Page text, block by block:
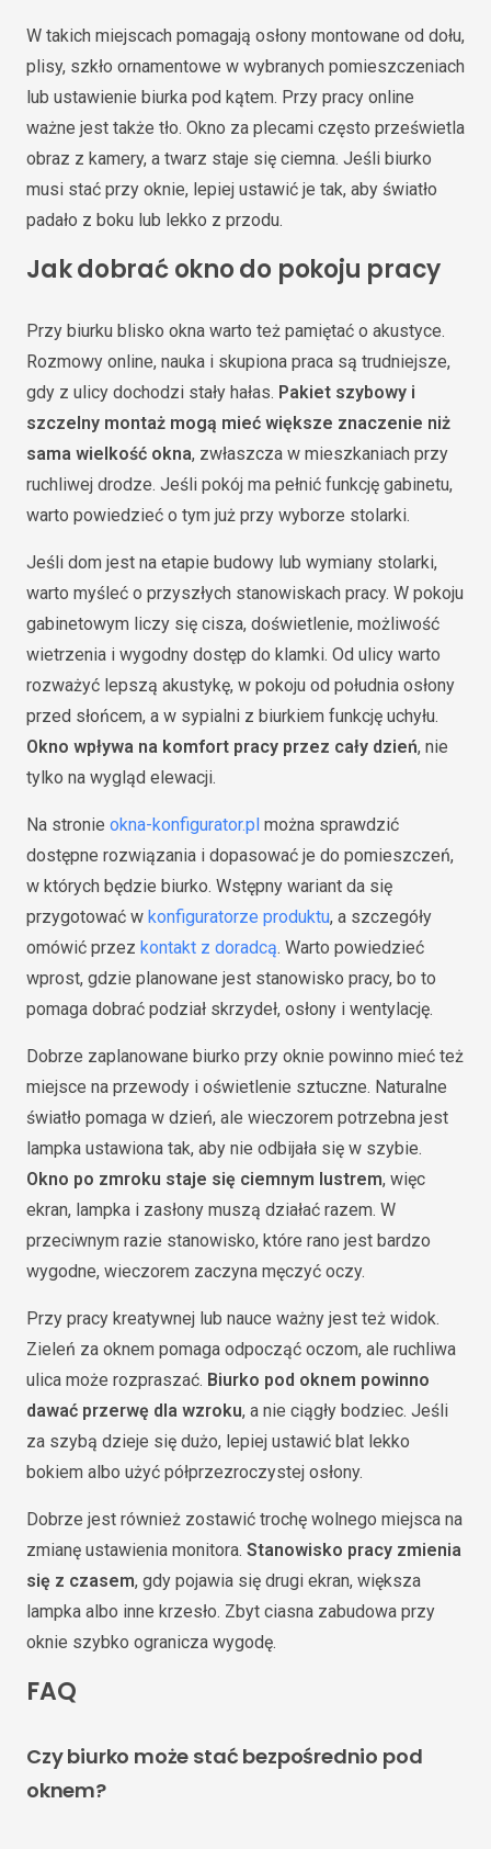
W takich miejscach pomagają osłony montowane od dołu,
plisy, szkło ornamentowe w wybranych pomieszczeniach
lub ustawienie biurka pod kątem. Przy pracy online
ważne jest także tło. Okno za plecami często prześwietla
obraz z kamery, a twarz staje się ciemna. Jeśli biurko
musi stać przy oknie, lepiej ustawić je tak, aby światło
padało z boku lub lekko z przodu.
Jak dobrać okno do pokoju pracy
Przy biurku blisko okna warto też pamiętać o akustyce.
Rozmowy online, nauka i skupiona praca są trudniejsze,
gdy z ulicy dochodzi stały hałas. Pakiet szybowy i
szczelny montaż mogą mieć większe znaczenie niż
sama wielkość okna, zwłaszcza w mieszkaniach przy
ruchliwej drodze. Jeśli pokój ma pełnić funkcję gabinetu,
warto powiedzieć o tym już przy wyborze stolarki.
Jeśli dom jest na etapie budowy lub wymiany stolarki,
warto myśleć o przyszłych stanowiskach pracy. W pokoju
gabinetowym liczy się cisza, doświetlenie, możliwość
wietrzenia i wygodny dostęp do klamki. Od ulicy warto
rozważyć lepszą akustykę, w pokoju od południa osłony
przed słońcem, a w sypialni z biurkiem funkcję uchyłu.
Okno wpływa na komfort pracy przez cały dzień, nie
tylko na wygląd elewacji.
Na stronie okna-konfigurator.pl można sprawdzić
dostępne rozwiązania i dopasować je do pomieszczeń,
w których będzie biurko. Wstępny wariant da się
przygotować w konfiguratorze produktu, a szczegóły
omówić przez kontakt z doradcą. Warto powiedzieć
wprost, gdzie planowane jest stanowisko pracy, bo to
pomaga dobrać podział skrzydeł, osłony i wentylację.
Dobrze zaplanowane biurko przy oknie powinno mieć też
miejsce na przewody i oświetlenie sztuczne. Naturalne
światło pomaga w dzień, ale wieczorem potrzebna jest
lampka ustawiona tak, aby nie odbijała się w szybie.
Okno po zmroku staje się ciemnym lustrem, więc
ekran, lampka i zasłony muszą działać razem. W
przeciwnym razie stanowisko, które rano jest bardzo
wygodne, wieczorem zaczyna męczyć oczy.
Przy pracy kreatywnej lub nauce ważny jest też widok.
Zieleń za oknem pomaga odpocząć oczom, ale ruchliwa
ulica może rozpraszać. Biurko pod oknem powinno
dawać przerwę dla wzroku, a nie ciągły bodziec. Jeśli
za szybą dzieje się dużo, lepiej ustawić blat lekko
bokiem albo użyć półprzezroczystej osłony.
Dobrze jest również zostawić trochę wolnego miejsca na
zmianę ustawienia monitora. Stanowisko pracy zmienia
się z czasem, gdy pojawia się drugi ekran, większa
lampka albo inne krzesło. Zbyt ciasna zabudowa przy
oknie szybko ogranicza wygodę.
FAQ
Czy biurko może stać bezpośrednio pod
oknem?